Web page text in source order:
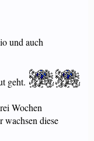
und auch
geht.
Wochen
wachsen diese